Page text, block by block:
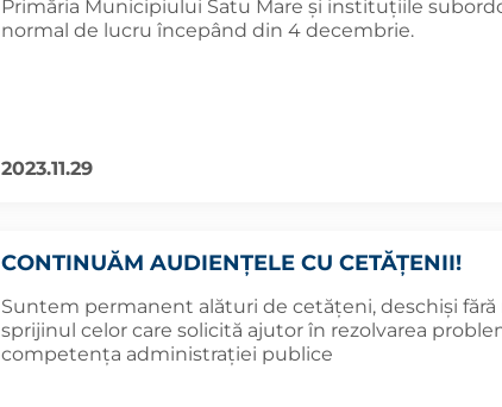
Primăria Municipiului Satu Mare și instituțiile
normal de lucru începând din 4 decembrie.
2023.11.29
CONTINUĂM AUDIENȚELE CU CETĂȚENII!
Suntem permanent alături de cetățeni, deschiși fără
sprijinul celor care solicită ajutor în rezolvarea
competența administrației publice